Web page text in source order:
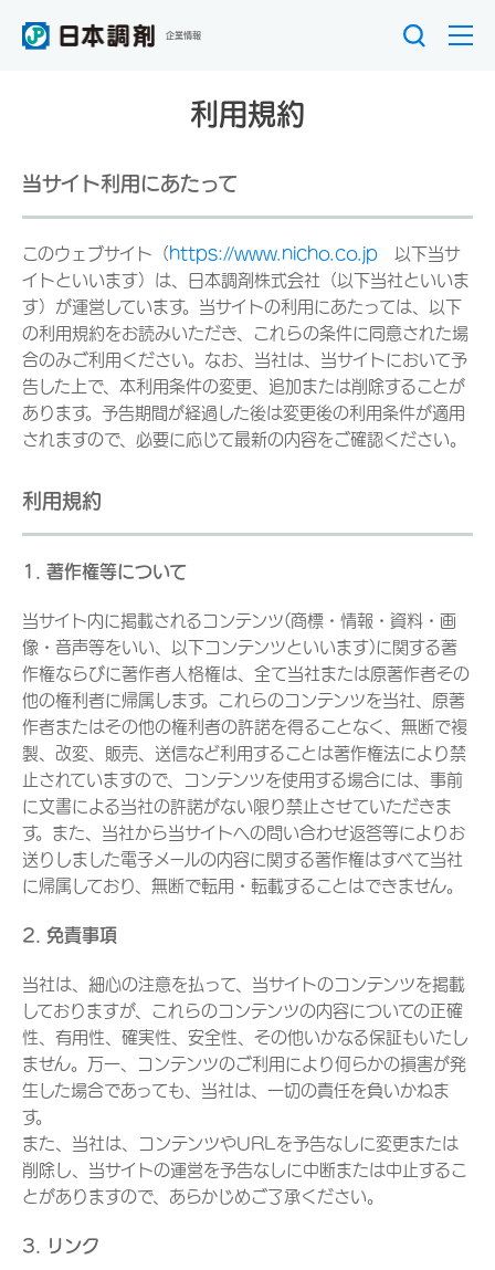
企業情報
利用規約
当サイト利用にあたって
このウェブサイト（ https://www.nicho.co.jp 以下当サ
イトといいます）は、日本調剤株式会社（以下当社といいま
す）が運営しています。当サイトの利用にあたっては、以下
の利用規約をお読みいただき、これらの条件に同意された場
合のみご利用ください。なお、当社は、当サイトにおいて予
告した上で、本利用条件の変更、追加または削除することが
あります。予告期間が経過した後は変更後の利用条件が適用
されますので、必要に応じて最新の内容をご確認ください。
利用規約
1. 著作権等について
当サイト内に掲載されるコンテンツ(商標・情報・資料・画
像・音声等をいい、以下コンテンツといいます)に関する著
作権ならびに著作者人格権は、全て当社または原著作者その
他の権利者に帰属します。これらのコンテンツを当社、原著
作者またはその他の権利者の許諾を得ることなく、無断で複
製、改変、販売、送信など利用することは著作権法により禁
止されていますので、コンテンツを使用する場合には、事前
に文書による当社の許諾がない限り禁止させていただきま
す。また、当社から当サイトへの問い合わせ返答等によりお
送りしました電子メールの内容に関する著作権はすべて当社
に帰属しており、無断で転用・転載することはできません。
2. 免責事項
当社は、細心の注意を払って、当サイトのコンテンツを掲載
しておりますが、これらのコンテンツの内容についての正確
性、有用性、確実性、安全性、その他いかなる保証もいたし
ません。万一、コンテンツのご利用により何らかの損害が発
生した場合であっても、当社は、一切の責任を負いかねま
す。
また、当社は、コンテンツやURLを予告なしに変更または
削除し、当サイトの運営を予告なしに中断または中止するこ
とがありますので、あらかじめご了承ください。
3. リンク